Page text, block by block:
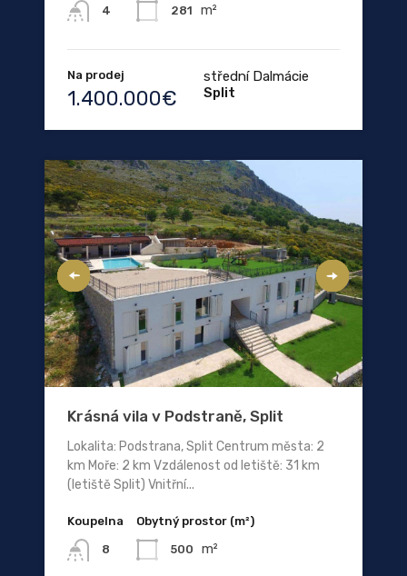
4 281 m²
Na prodej
1.400.000€
střední Dalmácie
Split
Krásná vila v Podstraně, Split
Lokalita: Podstrana, Split Centrum města: 2
km Moře: 2 km Vzdálenost od letiště: 31 km
(letiště Split) Vnitřní...
Koupelna
8
Obytný prostor (m²)
500 m²